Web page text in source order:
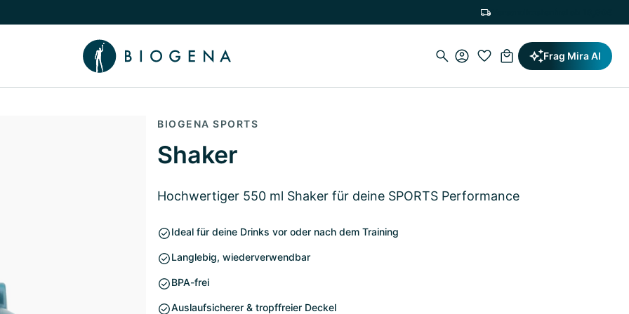
Wissen umschalten Frag Mira AI
BIOGENA SPORTS
Shaker
Hochwertiger 550 ml Shaker für deine SPORTS Performance
Ideal für deine Drinks vor oder nach dem Training
Langlebig, wiederverwendbar
BPA-frei
Auslaufsicherer & tropffreier Deckel